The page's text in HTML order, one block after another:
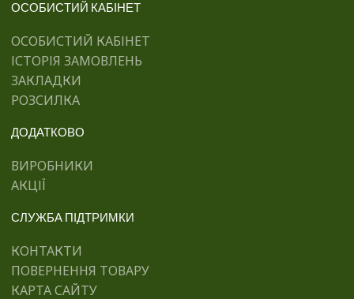
ОСОБИСТИЙ КАБІНЕТ
ОСОБИСТИЙ КАБІНЕТ
ІСТОРІЯ ЗАМОВЛЕНЬ
ЗАКЛАДКИ
РОЗСИЛКА
ДОДАТКОВО
ВИРОБНИКИ
АКЦІЇ
СЛУЖБА ПІДТРИМКИ
КОНТАКТИ
ПОВЕРНЕННЯ ТОВАРУ
КАРТА САЙТУ